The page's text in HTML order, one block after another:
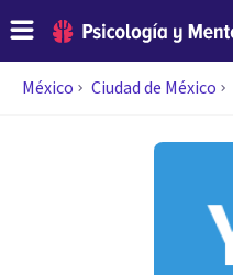
México Ciudad de México